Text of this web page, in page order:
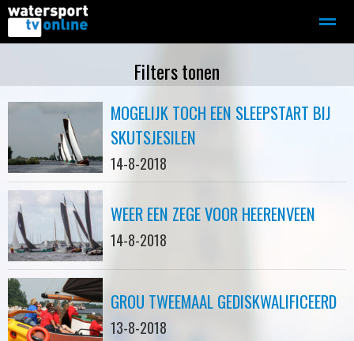
Motorboot-sloep Adverteren
Filters tonen
MOGELIJK TOCH EEN SLEEPSTART BIJ
SKUTSJESILEN
14-8-2018
WEER EEN ZEGE VOOR HEERENVEEN
14-8-2018
GROU TWEEMAAL GEDISKWALIFICEERD
13-8-2018